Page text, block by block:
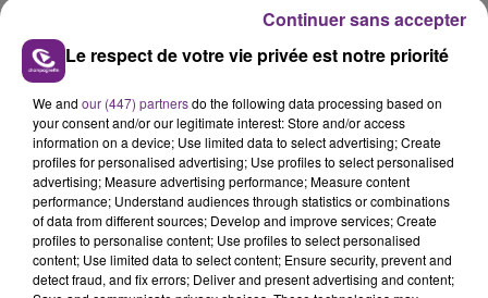
Cela fait déjà une semaine que la centrale
nucléaire ardennaise est à l'arrêt. Une situation
justifiée par la sécheresse intense qui est toujours
présente.
LE MAGASIN JOUÉCLUB DE REIMS FERME
Le respect de votre vie privée est notre priorité
We and our (447) partnersdo the following data processing based on
your consent and/or our legitimate interest: Store and/or access
information on a device; Use limited data to select advertising; Create
profiles for personalised advertising; Use profiles to select personalised
advertising; Measure advertising performance; Measure content
performance; Understand audiences through statistics or combinations
of data from different sources; Develop and improve services; Create
profiles to personalise content; Use profiles to select personalised
content; Use limited data to select content; Ensure security, prevent and
detect fraud, and fix errors; Deliver and present advertising and content;
Continuer sans accepter